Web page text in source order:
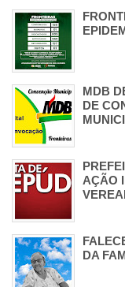
MDB
DE
AÇÃO
DA